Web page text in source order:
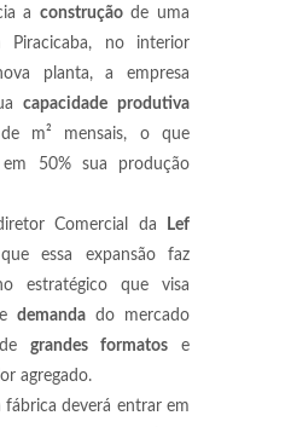
a construçãode uma
Piracicaba, no interior
planta, a empresa
capacidade produtiva
m² mensais, o que
50% sua produção
Comercial da
Lef
essa expansão faz
estratégico que visa
demanda do mercado
grandes formatos e
agregado.
fábrica deverá entrar em